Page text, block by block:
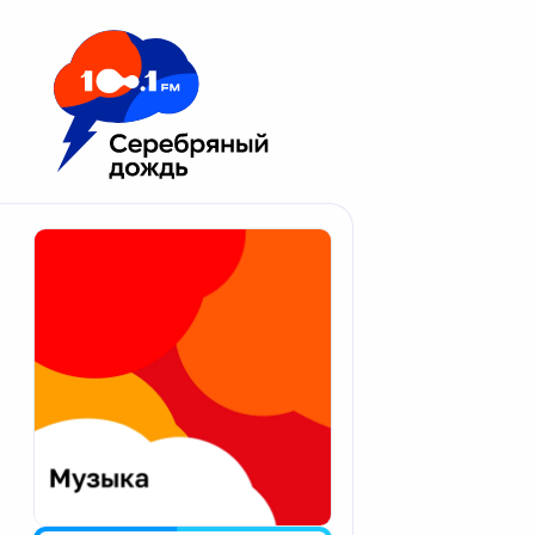
Москва 100.1 FM
Апатиты
Екатеринбург
Калининград
Калуга